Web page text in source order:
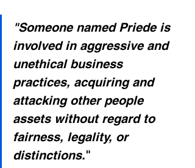
"Someone named Priede is
involved in aggressive and
unethical business
practices, acquiring and
attacking other people
assets without regard to
fairness, legality, or
distinctions."